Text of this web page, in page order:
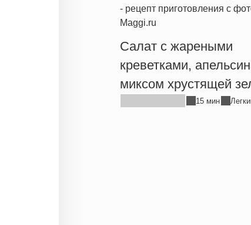
Салат с жареными
креветками,
миксом хрустящей
15 мин